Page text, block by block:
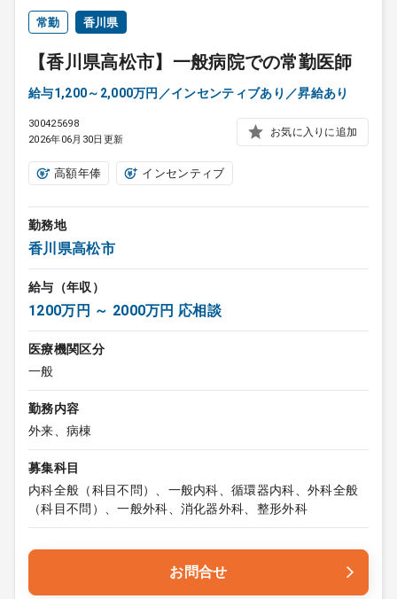
採用をお考えの医療機関の方
常勤 香川県
【香川県高松市】一般病院での常勤医師
給与1,200～2,000万円／インセンティブあり／昇給あり
300425698
2026年06月30日更新
お気に入りに追加
高額年俸 インセンティブ
勤務地
香川県高松市
給与（年収）
1200万円 ～ 2000万円 応相談
医療機関区分
一般
勤務内容
外来、病棟
募集科目
内科全般（科目不問）、一般内科、循環器内科、外科全般
（科目不問）、一般外科、消化器外科、整形外科
お問合せ